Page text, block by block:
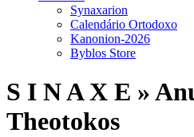
Synaxarion
Calendário Ortodoxo
Kanonion-2026
Byblos Store
S I N A X E »
Theotokos